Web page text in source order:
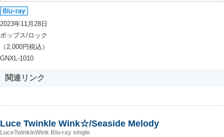
2023年11月28日
ポップス/ロック
（2,000円税込）
GNXL-1010
関連リンク
Luce Twinkle Wink☆/Seaside Melody
LuceTwinkleWink Blu-ray single